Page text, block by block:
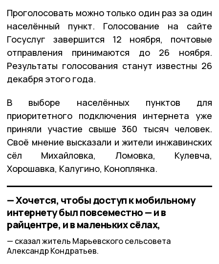
Проголосовать можно только один раз за один
населённый пункт. Голосование на сайте
Госуслуг завершится 12 ноября, почтовые
отправления принимаются до 26 ноября.
Результаты голосования станут известны 26
декабря этого года.
В выборе населённых пунктов для
приоритетного подключения интернета уже
приняли участие свыше 360 тысяч человек.
Своё мнение высказали и жители инжавинских
сёл Михайловка, Ломовка, Кулевча,
Хорошавка, Калугино, Коноплянка.
— Хочется, чтобы доступ к мобильному
интернету был повсеместно — и в
райцентре, и в маленьких сёлах,
сказал житель Марьевского сельсовета
Александр Кондратьев.